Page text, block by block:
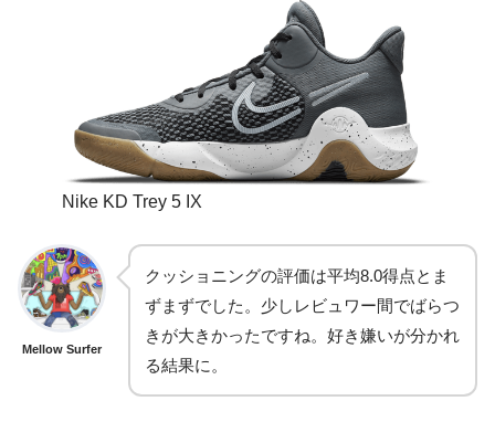
Nike KD Trey 5 IX
Mellow Surfer
クッショニングの評価は平均8.0得点とま
ずまずでした。少しレビュワー間でばらつ
きが大きかったですね。好き嫌いが分かれ
る結果に。